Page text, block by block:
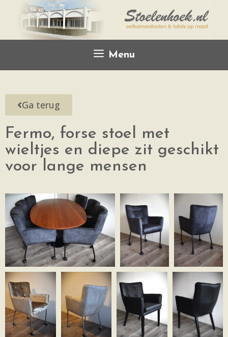
Menu
Ga terug
Fermo, forse stoel met
wieltjes en diepe zit geschikt
voor lange mensen